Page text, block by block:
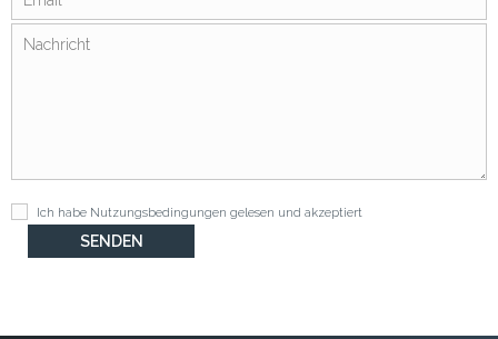
Ich habe Nutzungsbedingungen gelesen und akzeptiert